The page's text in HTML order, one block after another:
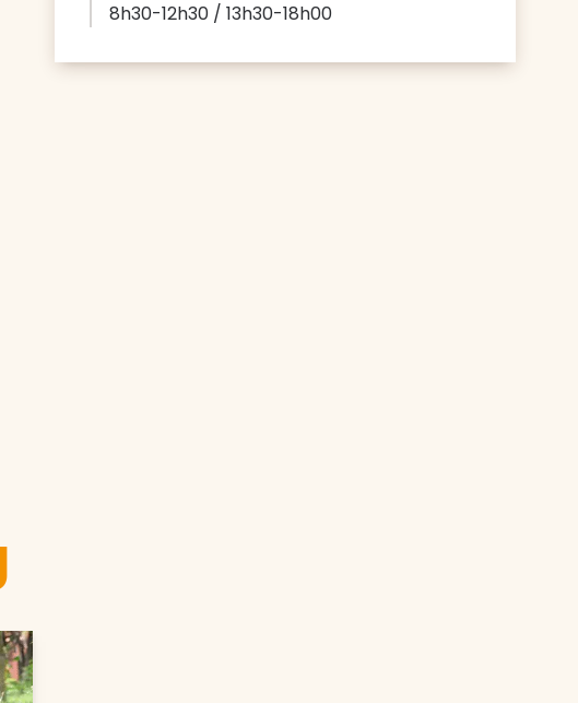
8h30-12h30 / 13h30-18h00